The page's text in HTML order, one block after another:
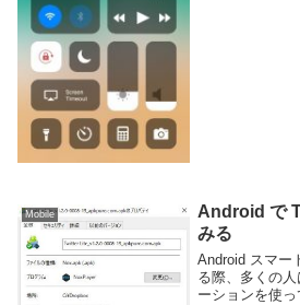
Mobile
Android で
みる
Android スマー
る際、多くの
ーションを使